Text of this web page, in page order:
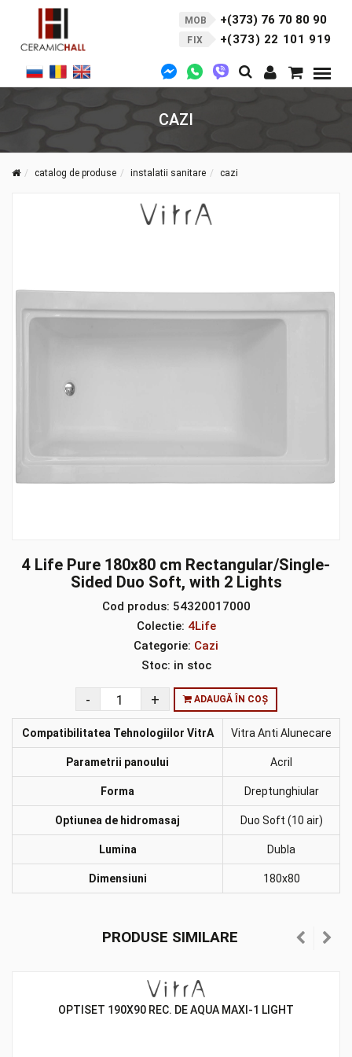
MOB +(373) 76 70 80 90
FIX +(373) 22 101 919
CAZI
catalog de produse instalatii sanitare cazi
4 Life Pure 180x80 cm Rectangular/Single-
Sided Duo Soft, with 2 Lights
Cod produs: 54320017000
Colectie: 4Life
Categorie: Cazi
Stoc: in stoc
ADAUGĂ ÎN COȘ
Compatibilitatea Tehnologiilor VitrA Vitra Anti Alunecare
Parametrii panoului Acril
Forma Dreptunghiular
Optiunea de hidromasaj Duo Soft (10 air)
Lumina Dubla
Dimensiuni 180x80
PRODUSE SIMILARE
OPTISET 190X90 REC. DE AQUA MAXI-1 LIGHT